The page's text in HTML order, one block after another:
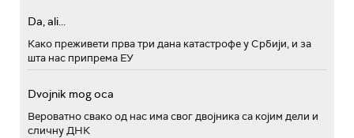
Da, ali...
Како преживети прва три дана катастрофе у Србији, и за
шта нас припрема ЕУ
Dvojnik mog oca
Вероватно свако од нас има свог двојника са којим дели и
сличну ДНК